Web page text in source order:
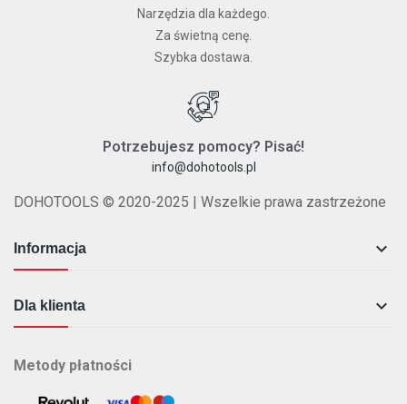
Narzędzia dla każdego.
Za świetną cenę.
Szybka dostawa.
Potrzebujesz pomocy? Pisać!
info@dohotools.pl
DOHOTOOLS © 2020-2025 | Wszelkie prawa zastrzeżone
Informacja 
Dla klienta 
Metody płatności